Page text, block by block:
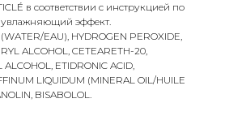
в соответствии с инструкцией по
эффект.
EAU), HYDROGEN PEROXIDE,
ALCOHOL, CETEARETH-20,
ETIDRONIC ACID,
LIQUIDUM (MINERAL OIL/HUILE
BISABOLOL.